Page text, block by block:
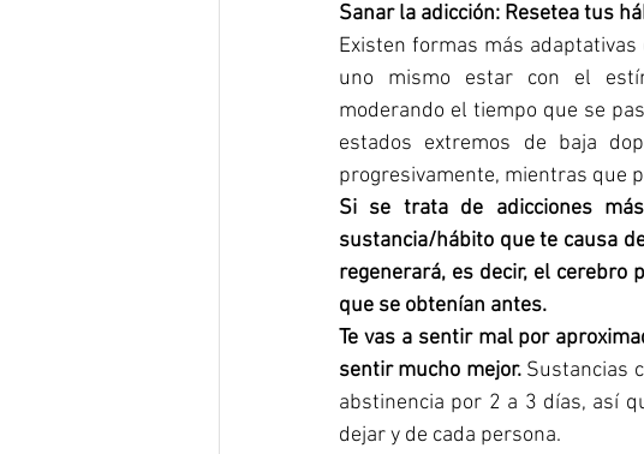
Sanar la adicción: Resetea tus
Existen formas más
uno mismo estar con el
moderando el tiempo que se
estados extremos de baja
progresivamente, mientras que
Si se trata de adicciones
sustancia/hábito que te causa
regenerará, es decir, el cerebro
que se obtenían antes.
Te vas a sentir mal por
sentir mucho mejor. Sustancias
abstinencia por 2 a 3 días, así
dejar y de cada persona.